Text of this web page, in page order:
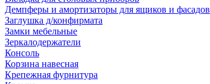
Демпферы и амортизаторы для ящиков и фасадов
Заглушка д/конфирмата
Замки мебельные
Зеркалодержатели
Консоль
Корзина навесная
Крепежная фурнитура